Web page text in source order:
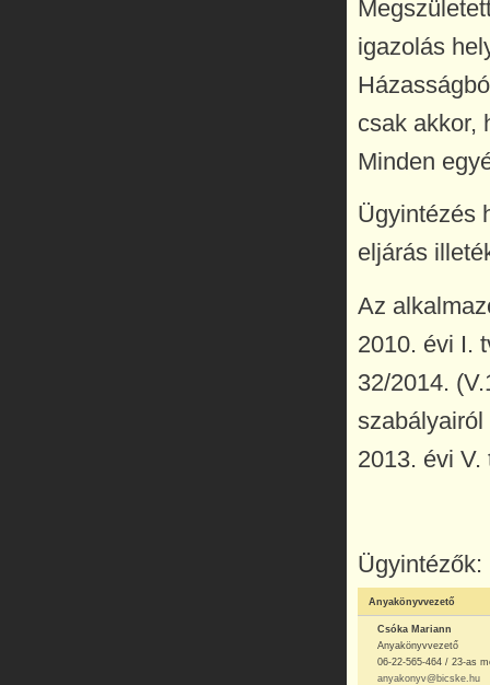
igazolás
csak akkor,
Minden
Ügyintézés
eljárás
Az
2010. évi I.
32/2014.
szabályairól
2013. évi
Ügyintézők:
Anyakönyvvezető
Csóka Mariann
Anyakönyvvezető
06-22-565-464 / 23-as
anyakonyv@bicske.hu